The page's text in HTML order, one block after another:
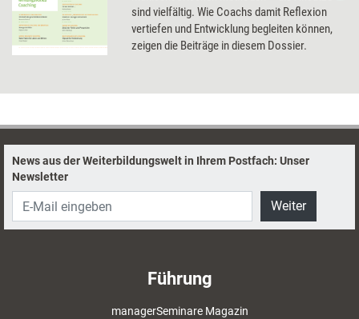
sind vielfältig. Wie Coachs damit Reflexion
vertiefen und Entwicklung begleiten können,
zeigen die Beiträge in diesem Dossier.
News aus der Weiterbildungswelt in Ihrem Postfach: Unser
Newsletter
Weiter
Führung
managerSeminare Magazin